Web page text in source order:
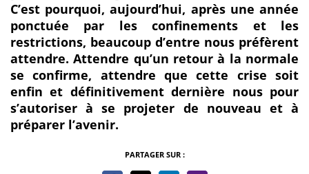
C’est pourquoi, aujourd’hui, après une année
ponctuée par les confinements et les
restrictions, beaucoup d’entre nous préfèrent
attendre. Attendre qu’un retour à la normale
se confirme, attendre que cette crise soit
enfin et définitivement dernière nous pour
s’autoriser à se projeter de nouveau et à
préparer l’avenir.
PARTAGER SUR :